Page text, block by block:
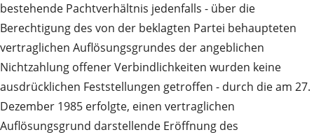
bestehende Pachtverhältnis jedenfalls - über die
Berechtigung des von der beklagten Partei behaupteten
vertraglichen Auflösungsgrundes der angeblichen
Nichtzahlung offener Verbindlichkeiten wurden keine
ausdrücklichen Feststellungen getroffen - durch die am 27.
Dezember 1985 erfolgte, einen vertraglichen
Auflösungsgrund darstellende Eröffnung des